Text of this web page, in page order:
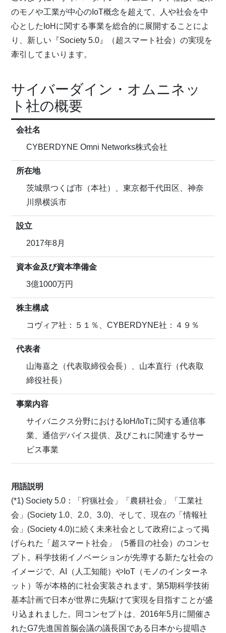
のモノや工業が中心のIoT概念を超えて、人や社会を中
心としたIoHに関する事業を総合的に展開することによ
り、新しい『Society 5.0』（超スマート社会）の実現を
牽引してまいります。
サイバーダイン・オムニネッ
ト社の概要
会社名
CYBERDYNE Omni Networks株式会社
所在地
茨城県つくば市（本社）、東京都千代田区、神奈
川県横浜市
設立
2017年8月
資本金及び資本準備金
3億1000万円
株主構成
コヴィア社：５１％、CYBERDYNE社：４９％
代表者
山海嘉之（代表取締役会長）、山本直行（代表取
締役社長）
事業内容
サイバニクス分野におけるIoH/IoTに関する通信事
業、通信デバイス提供、及びこれに関連するサー
ビス事業
用語説明
(*1) Society 5.0：「狩猟社会」「農耕社会」「工業社
会」(Society 1.0、2.0、3.0)、そして、現在の「情報社
会」(Society 4.0)に続く未来社会として政府によって掲
げられた「超スマート社会」（5番目の社会）のコンセ
プト。科学技術イノベーションが先導する新たな社会の
イメージで、AI（人工知能）やIoT（モノのインターネ
ット）等が本格的に社会実装されます。第5期科学技術
基本計画で日本が世界に先駆けて実現を目指すことが盛
り込まれました。同コンセプトは、2016年5月に開催さ
れたG7先進国首脳会議の議長国である日本から提唱さ